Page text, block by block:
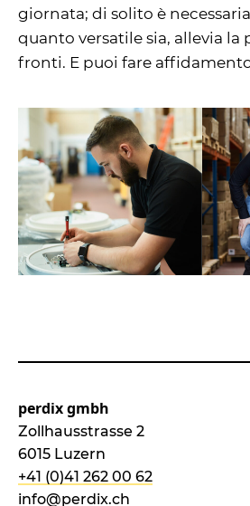
giornata; di solito è
quanto versatile sia, allevia la
fronti. E puoi fare
perdix gmbh
Zollhausstrasse 2
6015 Luzern
+41 (0)41 262 00 62
info@perdix.ch